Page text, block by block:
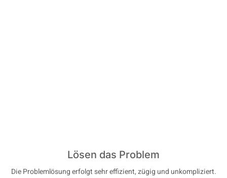
Lösen das Problem
Die Problemlösung erfolgt sehr effizient, zügig und unkompliziert.